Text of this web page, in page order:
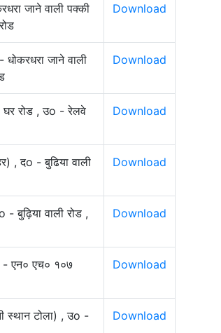
जाने वाली पक्की
Download
जाने वाली
Download
घर रोड , उo - रेलवे
Download
, दo - बुढिया वाली
Download
बुढ़िया वाली रोड ,
Download
- एन० एच० १०७ Download
स्थान टोला) , उo -
Download